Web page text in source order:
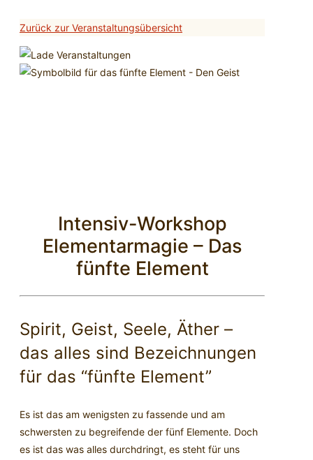
Zurück zur Veranstaltungsübersicht
Intensiv-Workshop
Elementarmagie – Das
fünfte Element
Spirit, Geist, Seele, Äther –
das alles sind Bezeichnungen
für das “fünfte Element”
Es ist das am wenigsten zu fassende und am
schwersten zu begreifende der fünf Elemente. Doch
es ist das was alles durchdringt, es steht für uns